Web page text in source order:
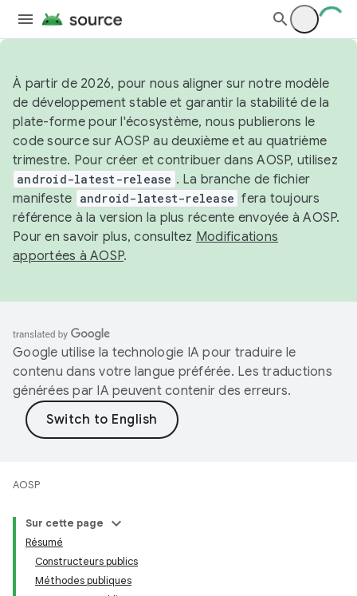
À partir de 2026, pour nous aligner sur notre modèle
de développement stable et garantir la stabilité de la
plate-forme pour l'écosystème, nous publierons le
code source sur AOSP au deuxième et au quatrième
trimestre. Pour créer et contribuer dans AOSP, utilisez
android-latest-release . La branche de fichier
manifeste android-latest-release fera toujours
référence à la version la plus récente envoyée à AOSP.
Pour en savoir plus, consultez Modifications
apportées à AOSP.
Google utilise la technologie IA pour traduire le
contenu dans votre langue préférée. Les traductions
générées par IA peuvent contenir des erreurs.
AOSP
Sur cette page
Résumé
Constructeurs publics
Méthodes publiques